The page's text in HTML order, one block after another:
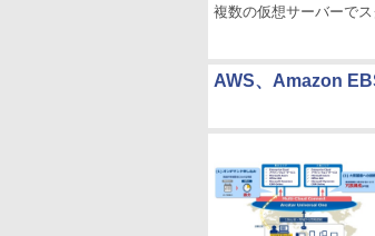
複数の仮想サーバーで
AWS、Amazon